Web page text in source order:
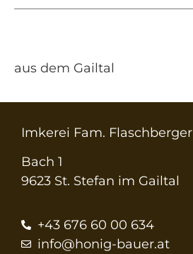
aus dem Gailtal
Imkerei Fam. Flaschberger
Bach 1
9623 St. Stefan im Gailtal
+43 676 60 00 634
info@honig-bauer.at